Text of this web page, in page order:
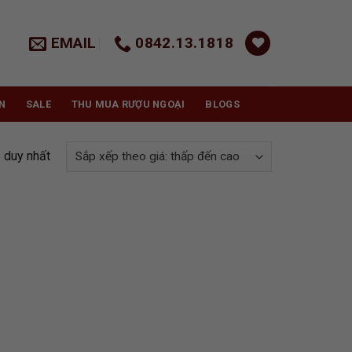
EMAIL 0842.13.1818
SALE THU MUA RƯỢU NGOẠI BLOGS
duy nhất